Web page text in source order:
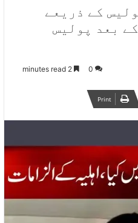
کے ذریعے
بعد پولیس
0
Print